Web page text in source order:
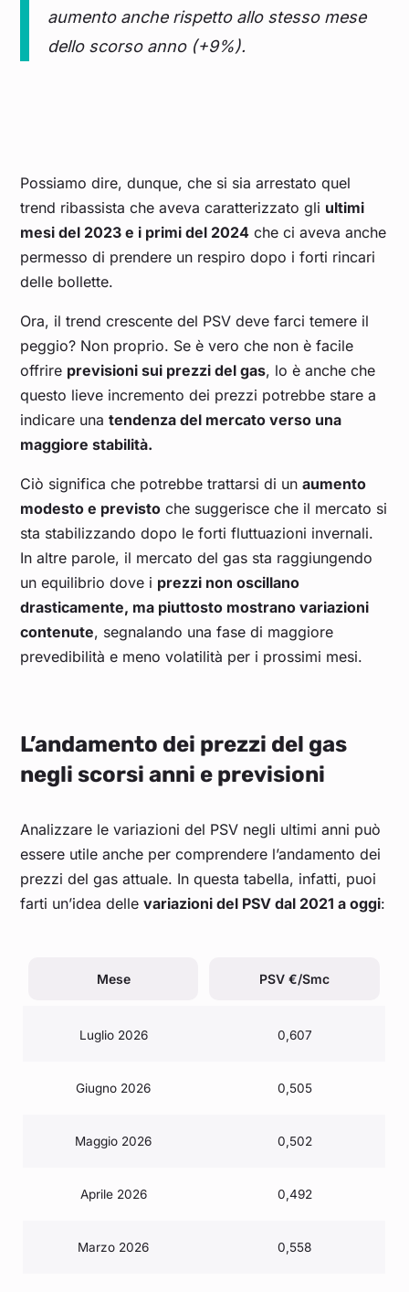
aumento anche rispetto allo stesso mese
dello scorso anno (+9%).
Possiamo dire, dunque, che si sia arrestato quel
trend ribassista che aveva caratterizzato gli ultimi
mesi del 2023 e i primi del 2024 che ci aveva anche
permesso di prendere un respiro dopo i forti rincari
delle bollette.
Ora, il trend crescente del PSV deve farci temere il
peggio? Non proprio. Se è vero che non è facile
offrire previsioni sui prezzi del gas, lo è anche che
questo lieve incremento dei prezzi potrebbe stare a
indicare unatendenza del mercato verso una
maggiore stabilità.
Ciò significa che potrebbe trattarsi di unaumento
modesto e previsto che suggerisce che il mercato si
sta stabilizzando dopo le forti fluttuazioni invernali.
In altre parole, il mercato del gas sta raggiungendo
un equilibrio dove i prezzi non oscillano
drasticamente, ma piuttosto mostrano variazioni
contenute, segnalando una fase di maggiore
prevedibilità e meno volatilità per i prossimi mesi.
L’andamento dei prezzi del gas
negli scorsi anni e previsioni
Analizzare le variazioni del PSV negli ultimi anni può
essere utile anche per comprendere l’andamento dei
prezzi del gas attuale. In questa tabella, infatti, puoi
farti un’idea dellevariazioni del PSV dal 2021 a oggi:
Mese PSV €/Smc
Luglio 2026 0,607
Giugno 2026 0,505
Maggio 2026 0,502
Aprile 2026 0,492
Marzo 2026 0,558